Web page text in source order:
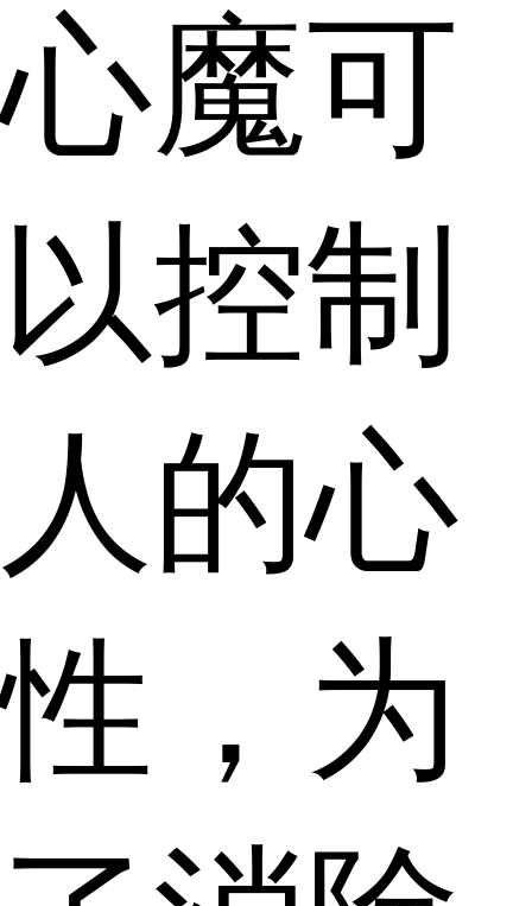
心魔可
以控制
人的心
性，为